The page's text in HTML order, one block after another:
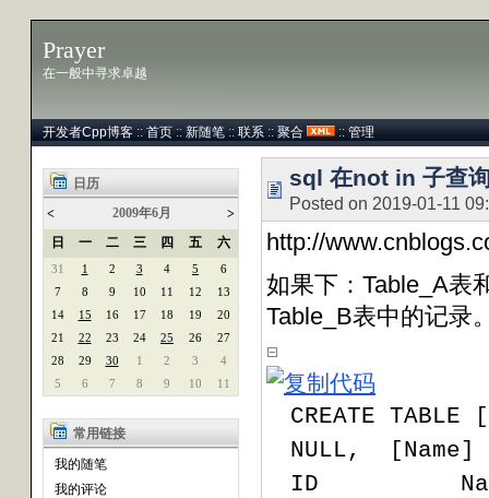
Prayer
在一般中寻求卓越
开发者Cpp博客 :: 首页 :: 新随笔 :: 联系 :: 聚合 :: 管理
日历
<
2009年6月
>
日
一 二 三 四 五 六
31 1 2 3 4 5
6
7
8 9 10 11 12
13
14
15 16 17 18 19
20
21
22 23 24 25 26
27
28
29 30 1 2 3
4
5
6 7 8 9 10 11
常用链接
我的随笔
我的评论
sql 在not in 子查
Posted on 2019-01-11
http://
如果下：Table_A表
Table_B表中的记录
CREATE
NULL,
ID